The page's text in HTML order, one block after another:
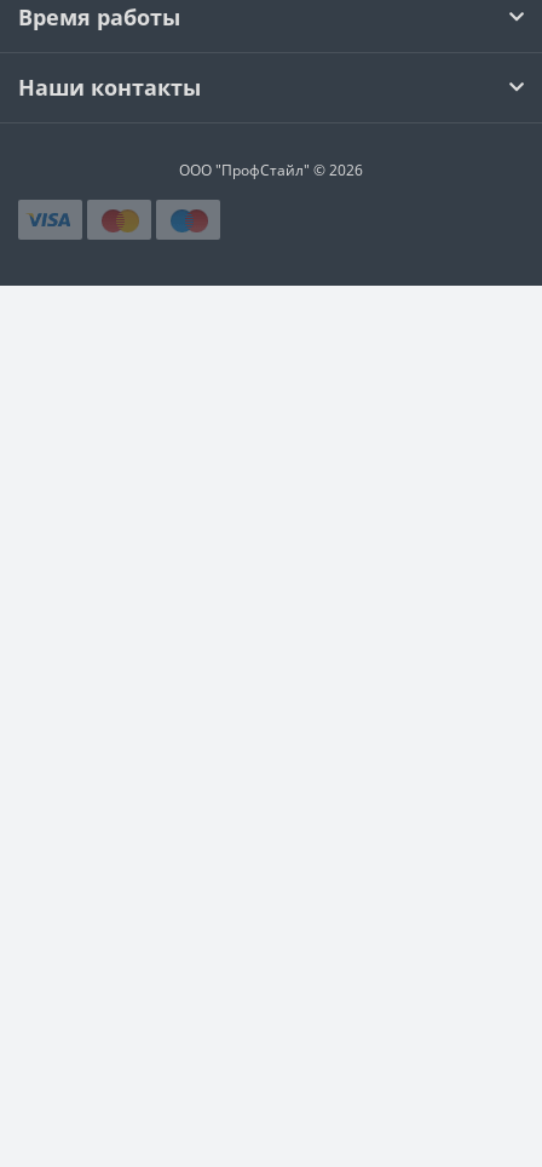
Время работы
Наши контакты
ООО "ПрофСтайл" © 2026